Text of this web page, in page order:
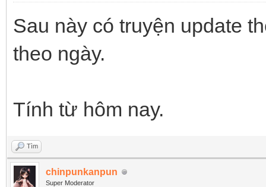
Sau này có truyện update
theo ngày.
Tính từ hôm nay.
Tìm
chinpunkanpun
Super Moderator